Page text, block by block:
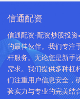
信通配资
信通配资-配资炒股投
的最佳伙伴。我们专注
杆服务。无论您是新手
需求。我们提供多种杠
们注重用户信息安全，
验实力与专业的完美结